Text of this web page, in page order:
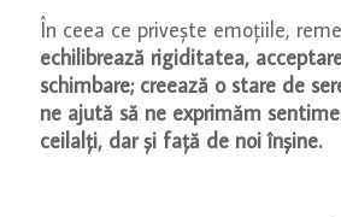
În ceea ce privește emoțiile,
echilibrează rigiditatea,
schimbare; creează o stare de
ne ajută să ne exprimăm
ceilalți, dar și față de noi înșine.